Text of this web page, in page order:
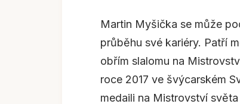
Martin Myšička se může
průběhu své kariéry. Patří
obřím slalomu na
roce 2017 ve švýcarském
medaili na Mistrovství